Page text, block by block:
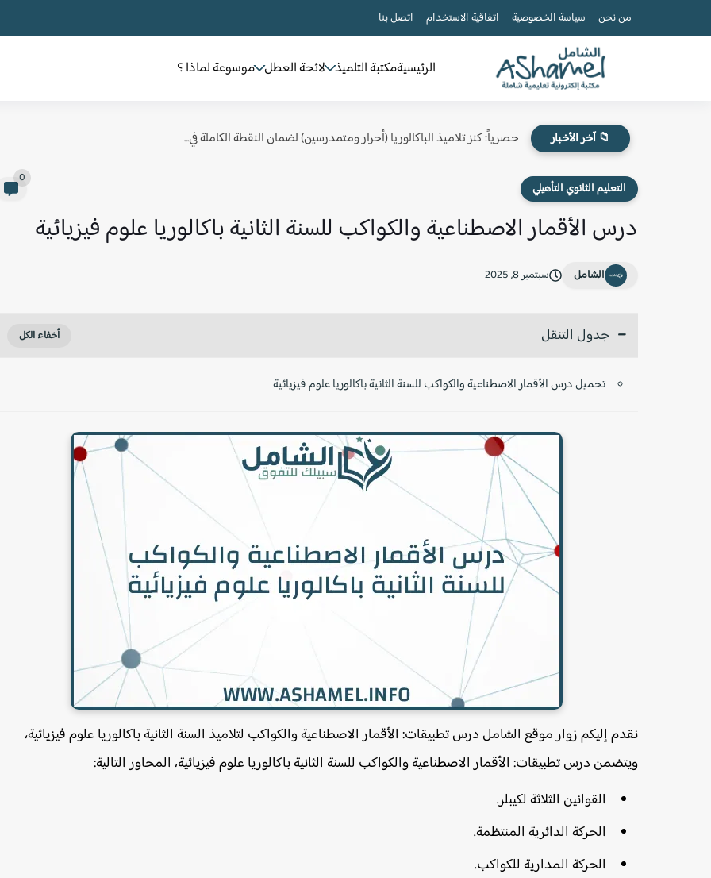
من نحن سياسة الخصوصية اتفاقية الاستخدام اتصل بنا
الرئيسيةمكتبة التلميذ لائحة العطل موسوعة لماذا ؟
📁 آخر الأخبار حصرياً: كنز تلاميذ الباكالوريا (أحرار ومتمدرسين) لضمان النقطة الكاملة في...
التعليم الثانوي التأهيلي
0
درس الأقمار الاصطناعية والكواكب للسنة الثانية باكالوريا علوم فيزيائية
الشامل سبتمبر 8, 2025
جدول التنقل
تحميل درس الأقمار الاصطناعية والكواكب للسنة الثانية باكالوريا علوم فيزيائية
نقدم إليكم زوار موقع الشامل درس تطبيقات: الأقمار الاصطناعية والكواكب لتلاميذ السنة الثانية باكالوريا علوم فيزيائية،
ويتضمن درس تطبيقات: الأقمار الاصطناعية والكواكب للسنة الثانية باكالوريا علوم فيزيائية، المحاور التالية:
القوانين الثلاثة لكيبلر.
الحركة الدائرية المنتظمة.
الحركة المدارية للكواكب.